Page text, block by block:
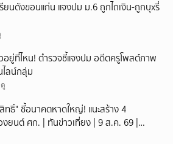
รียนดังขอนแก่น แจงปม ม.6 ถูกไถเงิน-ถูกบุxรี่
อยู่ที่ไหน! ตำรวจชี้แจงปม อดีตครูโพสต์ภาพ
ไลน์กลุ่ม
ทธิ์" ชี้อนาคตหาดใหญ่! แนะสร้าง 4
งยนต์ ศก. | ทันข่าวเที่ยง | 9 ส.ค. 69 |